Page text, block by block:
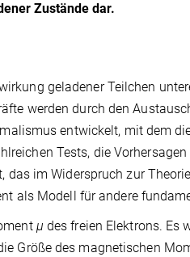
Zustände dar.
geladener Teilchen
werden durch den
entwickelt, mit dem
Tests, die Vorhersagen
im Widerspruch zur
als Modell für andere
μ des freien Elektrons. Es
Größe des magnetischen